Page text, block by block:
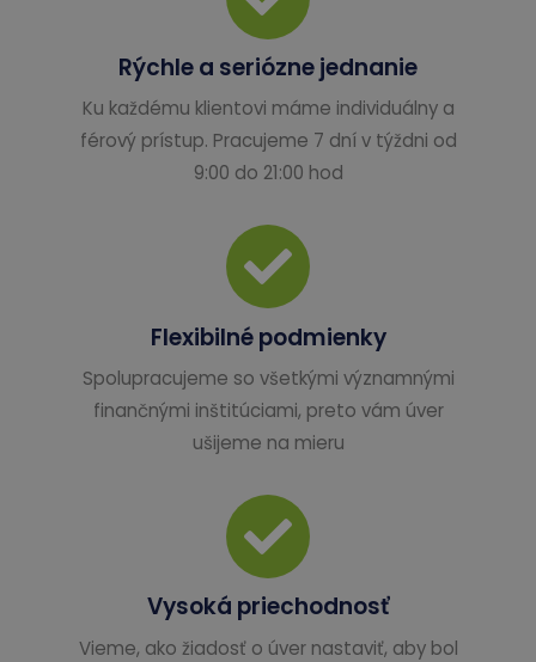
Rýchle a seriózne jednanie
Ku každému klientovi máme individuálny a
férový prístup. Pracujeme 7 dní v týždni od
9:00 do 21:00 hod
Flexibilné podmienky
Spolupracujeme so všetkými významnými
finančnými inštitúciami, preto vám úver
ušijeme na mieru
Vysoká priechodnosť
Vieme, ako žiadosť o úver nastaviť, aby bol